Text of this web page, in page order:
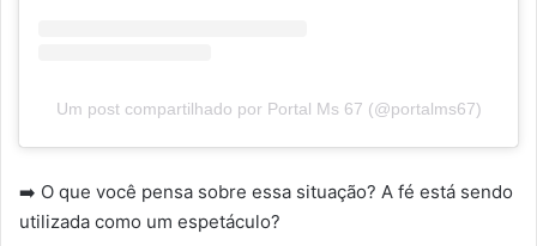
Um post compartilhado por Portal Ms 67 (@portalms67)
➡️ O que você pensa sobre essa situação? A fé está sendo
utilizada como um espetáculo?